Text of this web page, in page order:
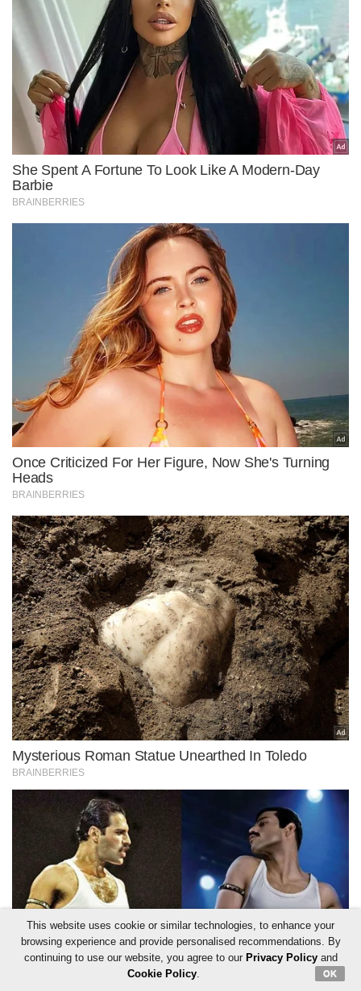
This website uses cookie or similar technologies, to enhance your
browsing experience and provide personalised recommendations. By
continuing to use our website, you agree to our Privacy Policyand
Cookie Policy. OK